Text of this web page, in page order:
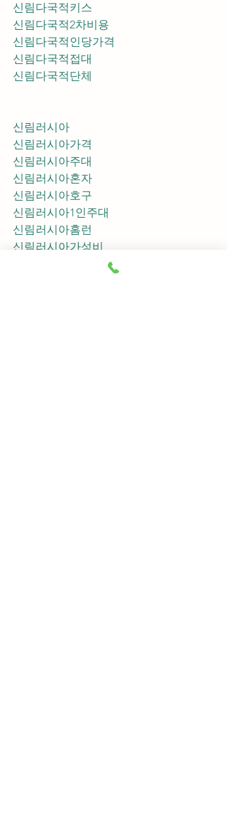
신림다국적키스
신림다국적2차비용
신림다국적인당가격
신림다국적접대
신림다국적단체
신림러시아
신림러시아가격
신림러시아주대
신림러시아혼자
신림러시아호구
신림러시아1인주대
신림러시아홈런
신림러시아가성비